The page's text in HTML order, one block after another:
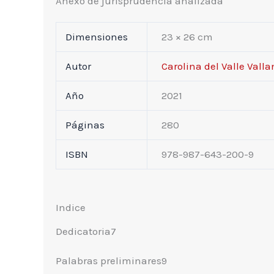
Dimensiones 23 × 26 cm
Autor Carolina del Valle
Año 2021
Páginas 280
ISBN 978-987-643-200-9
Indice
Dedicatoria7
Palabras preliminares9